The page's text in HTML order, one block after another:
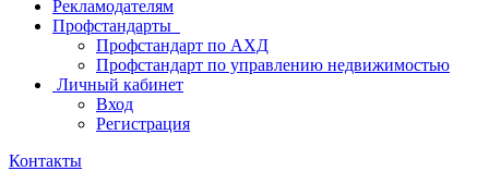
Рекламодателям
Профстандарты
Профстандарт по АХД
Профстандарт по управлению недвижимостью
Личный кабинет
Вход
Регистрация
Контакты